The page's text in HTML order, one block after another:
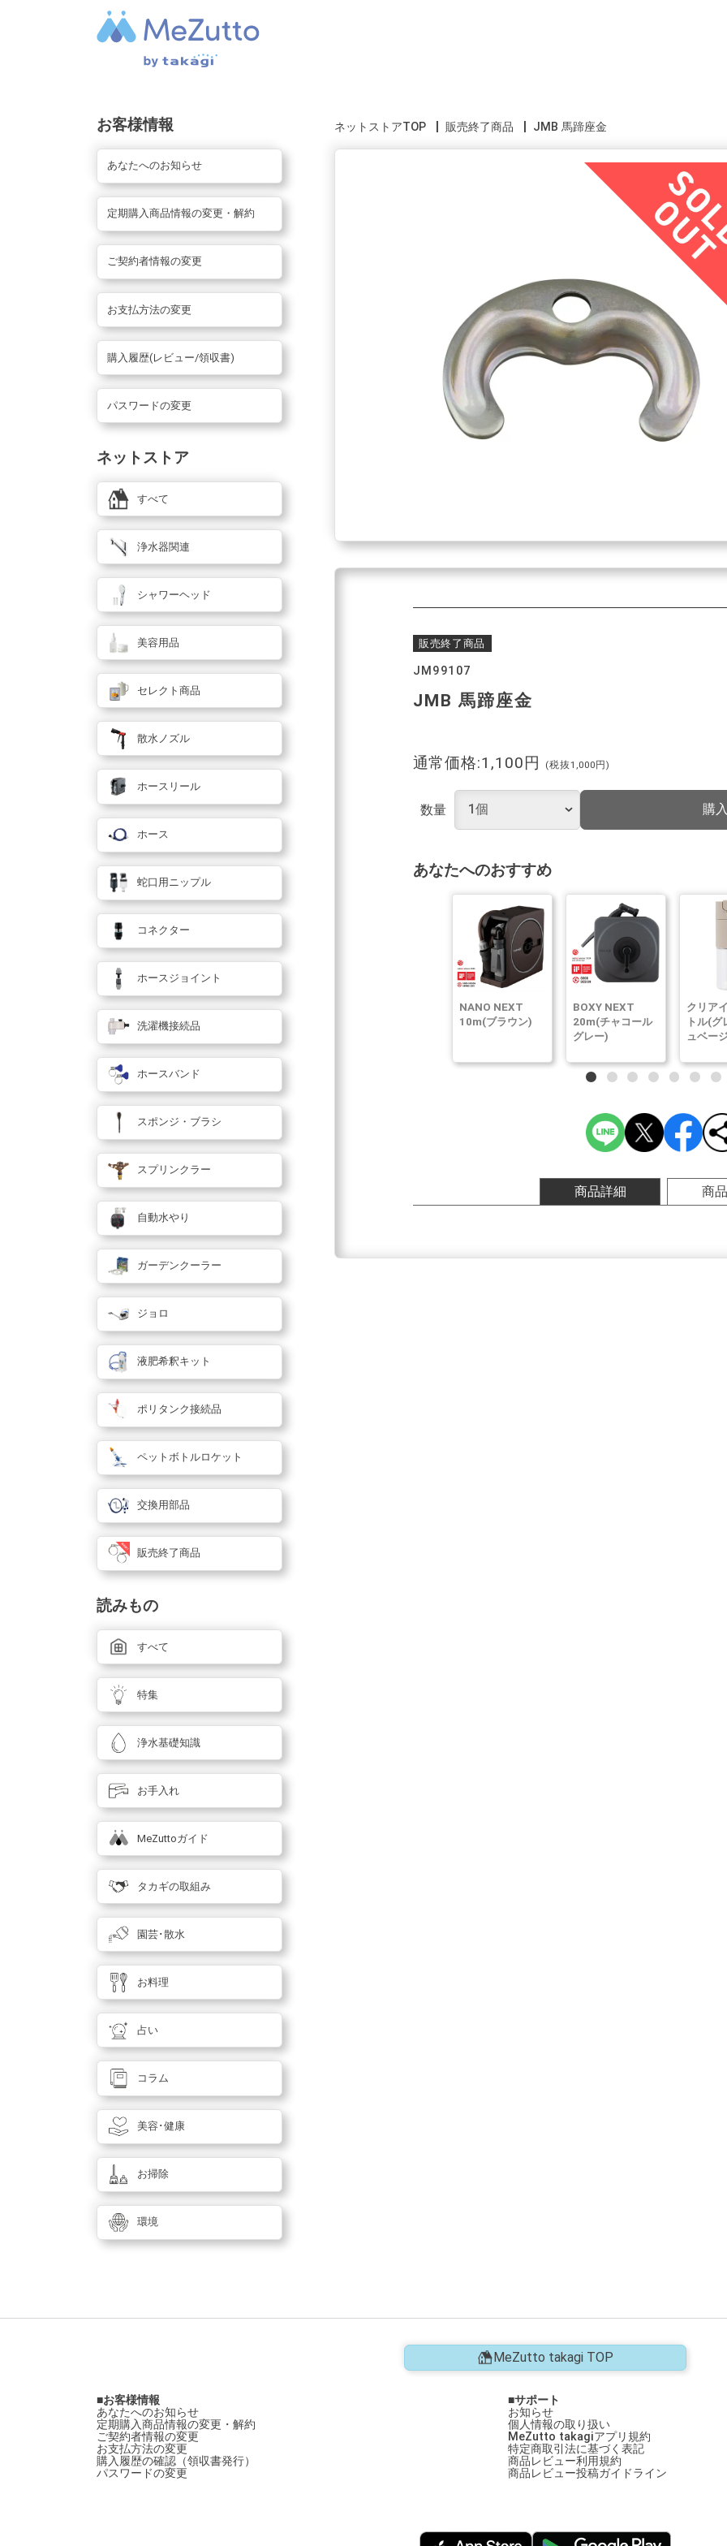
ネットストアTOP 販売終了商品 JMB 馬蹄座金
販売終了商品
JM99107
JMB 馬蹄座金
通常価格:1,100円 (税抜1,000円)
数量 購
あなたへのおすすめ
NANO NEXT
10m(ブラウン)
BOXY NEXT
20m(チャコール
グレー)
クリア
トル(グ
ュベー
商品詳細 商
お客様情報
あなたへのお知らせ
定期購入商品情報の変更・解約
ご契約者情報の変更
お支払方法の変更
購入履歴(レビュー/領収書)
パスワードの変更
ネットストア
すべて
浄水器関連
シャワーヘッド
美容用品
セレクト商品
散水ノズル
ホースリール
ホース
蛇口用ニップル
コネクター
ホースジョイント
洗濯機接続品
ホースバンド
スポンジ・ブラシ
スプリンクラー
自動水やり
ガーデンクーラー
ジョロ
液肥希釈キット
ポリタンク接続品
ペットボトルロケット
交換用部品
販売終了商品
読みもの
すべて
特集
浄水基礎知識
お手入れ
MeZuttoガイド
タカギの取組み
園芸･散水
お料理
占い
コラム
美容･健康
お掃除
環境
MeZutto takagi TOP
お客様情報
あなたへのお知らせ
定期購入商品情報の変更・解約
ご契約者情報の変更
お支払方法の変更
購入履歴の確認（領収書発行）
パスワードの変更
サポート
お知らせ
個人情報の取り扱い
MeZutto takagiアプリ規約
特定商取引法に基づく表記
商品レビュー利用規約
商品レビュー投稿ガイドライン